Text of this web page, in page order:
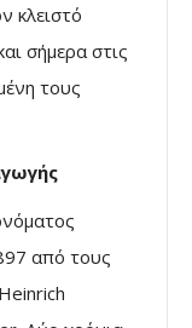
κλειστό
σήμερα στις
τους
από τους